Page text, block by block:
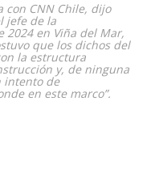
con CNN Chile, dijo
jefe de la
2024 en Viña del Mar,
que los dichos del
la estructura
y, de ninguna
intento de
en este marco”.